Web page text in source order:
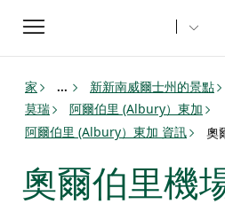
Toggle
navigation
家 ... 新新南威爾士州的景點
莫瑞
阿爾伯里 (Albury）東加
阿爾伯里 (Albury）東加 資訊
奧
奧爾伯里機